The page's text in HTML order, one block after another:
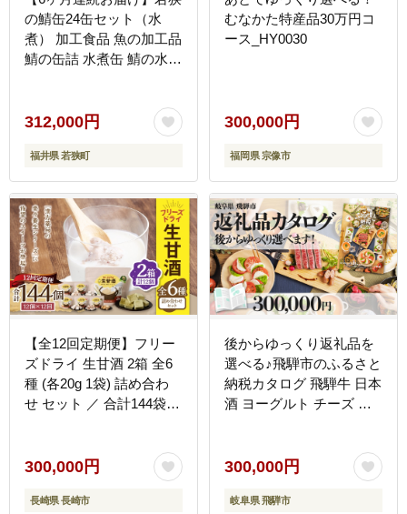
の鯖缶24缶セット（水
煮） 加工食品 魚の加工品
鯖の缶詰 水煮缶 鯖の水煮
ストック 塩味 ノルウェー
産 ノルウェー産鯖 DHA
便利 手軽 酒のあて
312,000円
福井県 若狭町
むなかた特産品30万円コ
ース_HY0030
300,000円
福岡県 宗像市
【全12回定期便】フリー
ズドライ 生甘酒 2箱 全6
種 (各20g 1袋) 詰め合わ
せ セット ／ 合計144袋
ヒー甘酒 長崎県 長崎市
300,000円
長崎県 長崎市
後からゆっくり返礼品を
選べる♪飛騨市のふるさと
納税カタログ 飛騨牛 日本
酒 ヨーグルト チーズ ハ
300,000円
岐阜県 飛騨市